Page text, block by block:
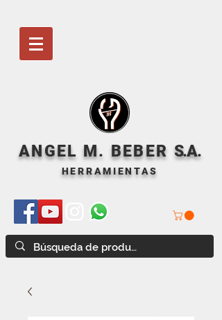
ANGEL M. BEBER S.A.
HERRAMIENTAS